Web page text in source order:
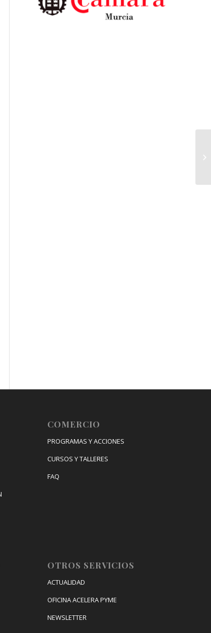
COMERCIO
PROGRAMAS Y ACCIONES
CURSOS Y TALLERES
FAQ
OTROS SERVICIOS
ACTUALIDAD
OFICINA ACELERA PYME
NEWSLETTER